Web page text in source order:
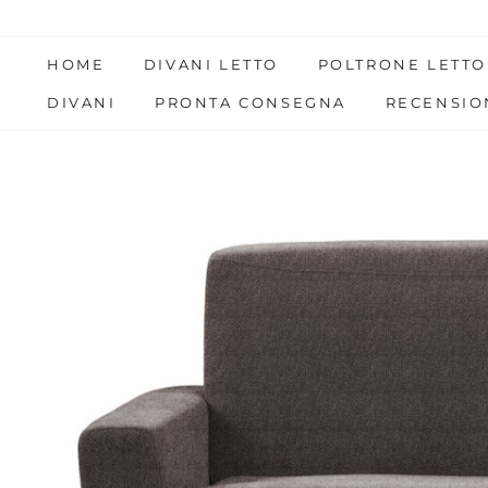
content
HOME DIVANI LETTO POLTRONE LETTO
DIVANI PRONTA CONSEGNA